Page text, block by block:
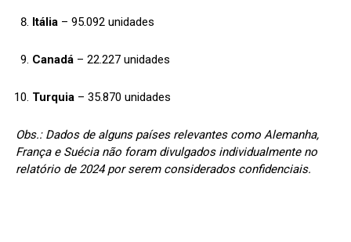
Itália – 95.092 unidades
Canadá – 22.227 unidades
Turquia – 35.870 unidades
Obs.: Dados de alguns países relevantes como Alemanha,
França e Suécia não foram divulgados individualmente no
relatório de 2024 por serem considerados confidenciais.